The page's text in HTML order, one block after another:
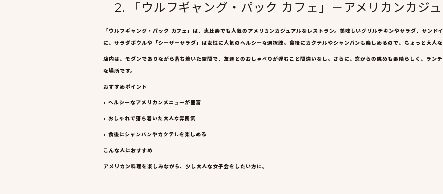
2. 「ウルフギャング・パック カフェ」－アメリカンカジ
「ウルフギャング・パック カフェ」は、恵比寿でも人気のアメリカンカジュアルなレストラン。美味しいグリルチキンやサラダ、サンド
に、サラダボウルや「シーザーサラダ」は女性に人気のヘルシーな選択肢。食後にカクテルやシャンパンも楽しめるので、ちょっと大人
店内は、モダンでありながら落ち着いた空間で、友達とのおしゃべりが弾むこと間違いなし。さらに、窓からの眺めも素晴らしく、ラン
な場所です。
おすすめポイント
• ヘルシーなアメリカンメニューが豊富
• おしゃれで落ち着いた大人な雰囲気
• 食後にシャンパンやカクテルを楽しめる
こんな人におすすめ
アメリカン料理を楽しみながら、少し大人な女子会をしたい方に。